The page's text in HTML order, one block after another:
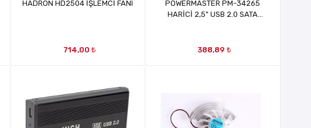
HADRON HD2504 İŞLEMCİ FANI
714,00 ₺
POWERMASTER PM-34265
HARİCİ 2,5" USB 2.0 SATA
388,89 ₺